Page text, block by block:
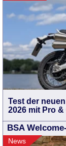
Test der
2026 mit Pro
BSA
News